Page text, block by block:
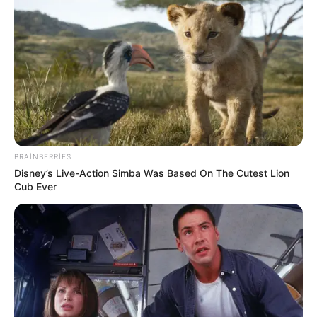
21:43 / 06 Avqust 2026 CƏMİYYƏT
Əhalinin diqqətinə! Bu tarixdən havalar
SƏRİNLƏŞİR
1
BRAINBERRIES
Disney’s Live-Action Simba Was Based On The Cutest Lion
Cub Ever